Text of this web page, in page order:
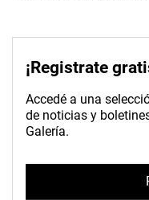
¡Registrate
Accedé a una
de noticias y
Galería.